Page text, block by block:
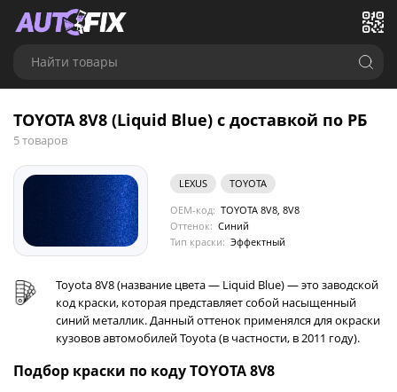
Найти товары
TOYOTA 8V8 (Liquid Blue) с доставкой по РБ
5 товаров
LEXUS
TOYOTA
OEM-код: TOYOTA 8V8, 8V8
Оттенок: Синий
Тип краски: Эффектный
Toyota 8V8 (название цвета — Liquid Blue) — это заводской
код краски, которая представляет собой насыщенный
синий металлик. Данный оттенок применялся для окраски
кузовов автомобилей Toyota (в частности, в 2011 году).
Подбор краски по коду TOYOTA 8V8